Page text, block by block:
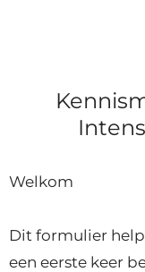
Welkom
Dit formulier
een eerste keer